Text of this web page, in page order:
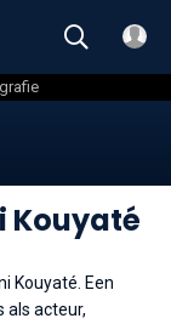
Kouyaté
Kouyaté. Een
als acteur,